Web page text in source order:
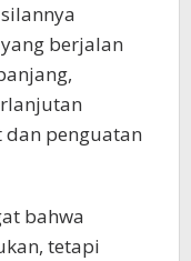
berjalan
dan penguatan
bahwa
tetapi